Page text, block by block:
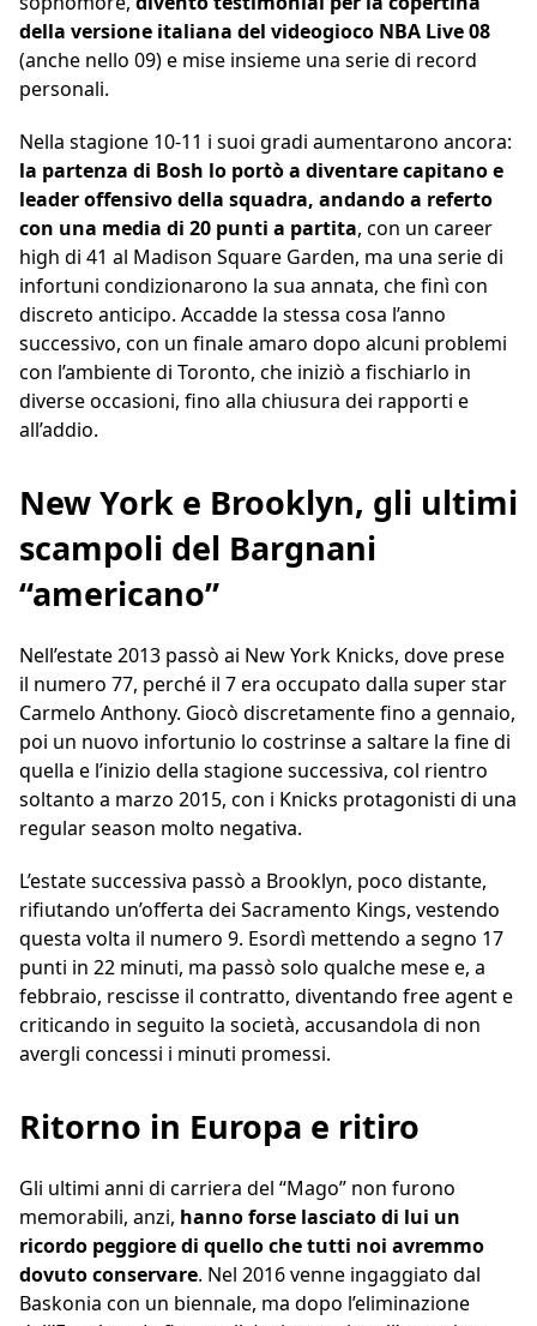
della versione italiana del videogioco NBA Live 08
(anche nello 09) e mise insieme una serie di record
personali.
Nella stagione 10-11 i suoi gradi aumentarono ancora:
la partenza di Bosh lo portò a diventare capitano e
leader offensivo della squadra, andando a referto
con una media di 20 punti a partita, con un career
high di 41 al Madison Square Garden, ma una serie di
infortuni condizionarono la sua annata, che finì con
discreto anticipo. Accadde la stessa cosa l’anno
successivo, con un finale amaro dopo alcuni problemi
con l’ambiente di Toronto, che iniziò a fischiarlo in
diverse occasioni, fino alla chiusura dei rapporti e
all’addio.
New York e Brooklyn, gli ultimi
scampoli del Bargnani
“americano”
Nell’estate 2013 passò ai New York Knicks, dove prese
il numero 77, perché il 7 era occupato dalla super star
Carmelo Anthony. Giocò discretamente fino a gennaio,
poi un nuovo infortunio lo costrinse a saltare la fine di
quella e l’inizio della stagione successiva, col rientro
soltanto a marzo 2015, con i Knicks protagonisti di una
regular season molto negativa.
L’estate successiva passò a Brooklyn, poco distante,
rifiutando un’offerta dei Sacramento Kings, vestendo
questa volta il numero 9. Esordì mettendo a segno 17
punti in 22 minuti, ma passò solo qualche mese e, a
febbraio, rescisse il contratto, diventando free agent e
criticando in seguito la società, accusandola di non
avergli concessi i minuti promessi.
Ritorno in Europa e ritiro
Gli ultimi anni di carriera del “Mago” non furono
memorabili, anzi, hanno forse lasciato di lui un
ricordo peggiore di quello che tutti noi avremmo
dovuto conservare. Nel 2016 venne ingaggiato dal
Baskonia con un biennale, ma dopo l’eliminazione